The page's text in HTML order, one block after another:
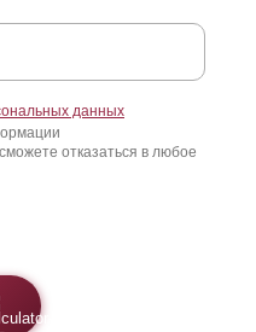
модель для
смотрится в заборах
и в высоких.
” она чуть выше. Для
воспользуйтесь
данных
отказаться в любое